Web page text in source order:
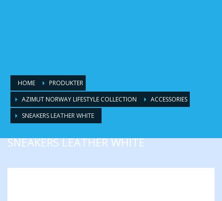
HOME
PRODUKTER
AZIMUT NORWAY LIFESTYLE COLLECTION
ACCESSORIES
SNEAKERS LEATHER WHITE
SNEAKERS LEATHER WHITE